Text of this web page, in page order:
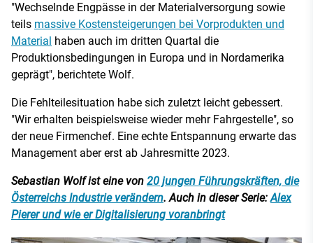
"Wechselnde Engpässe in der Materialversorgung sowie
teils massive Kostensteigerungen bei Vorprodukten und
Material haben auch im dritten Quartal die
Produktionsbedingungen in Europa und in Nordamerika
geprägt", berichtete Wolf.
Die Fehlteilesituation habe sich zuletzt leicht gebessert.
"Wir erhalten beispielsweise wieder mehr Fahrgestelle", so
der neue Firmenchef. Eine echte Entspannung erwarte das
Management aber erst ab Jahresmitte 2023.
Sebastian Wolf ist eine von 20 jungen Führungskräften, die
Österreichs Industrie verändern. Auch in dieser Serie:Alex
Pierer und wie er Digitalisierung voranbringt